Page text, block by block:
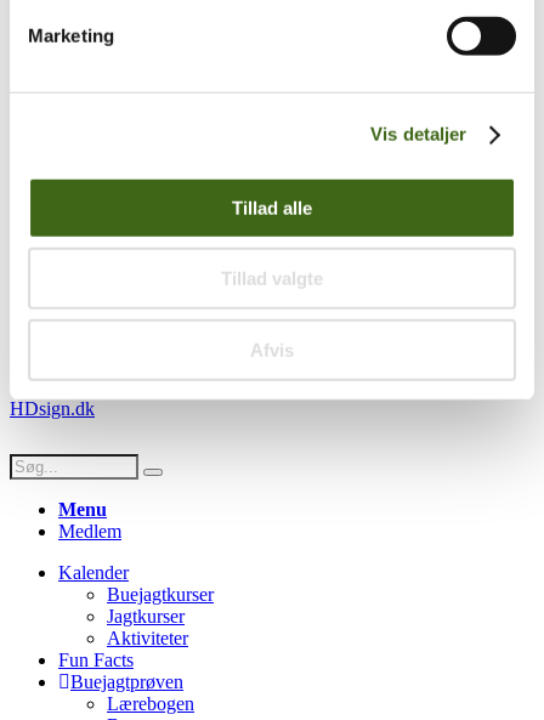
Marketing
Vis detaljer
Tillad alle
Tillad valgte
Afvis
Om brug af siden
Uddannelsesmateriale
Vigtigt
Persondatapolitik
Youtube
© Copyright FADB - All Rights Reserved -Hjemmeside design af
HDsign.dk
Menu
Medlem
Kalender
Buejagtkurser
Jagtkurser
Aktiviteter
Fun Facts
Buejagtprøven
Lærebogen